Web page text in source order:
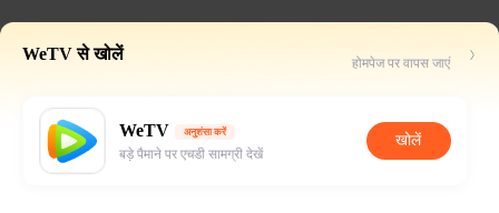
WeTV से खोलें होमपेज पर वापस जाएं
WeTV अनुशंसा करें
बड़े पैमाने पर एचडी सामग्री देखें
खोलें